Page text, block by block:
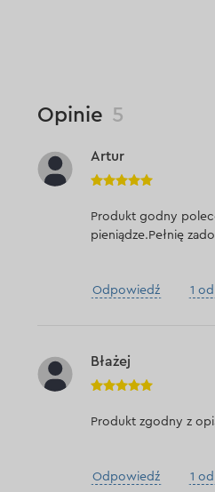
Opinie 5
Artur
Produkt godny
pieniądze.Pełnię
Odpowiedź 1
Błażej
Produkt zgodny z
Odpowiedź 1